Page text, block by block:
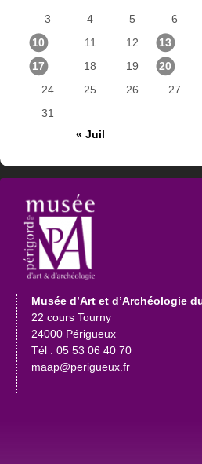
3
4 5 6
10
11 12 13
17
18 19 20
24
25 26 27
31
« Juil
Musée d’Art et d’Archéologie
22 cours Tourny
24000 Périgueux
Tél : 05 53 06 40 70
maap@perigueux.fr